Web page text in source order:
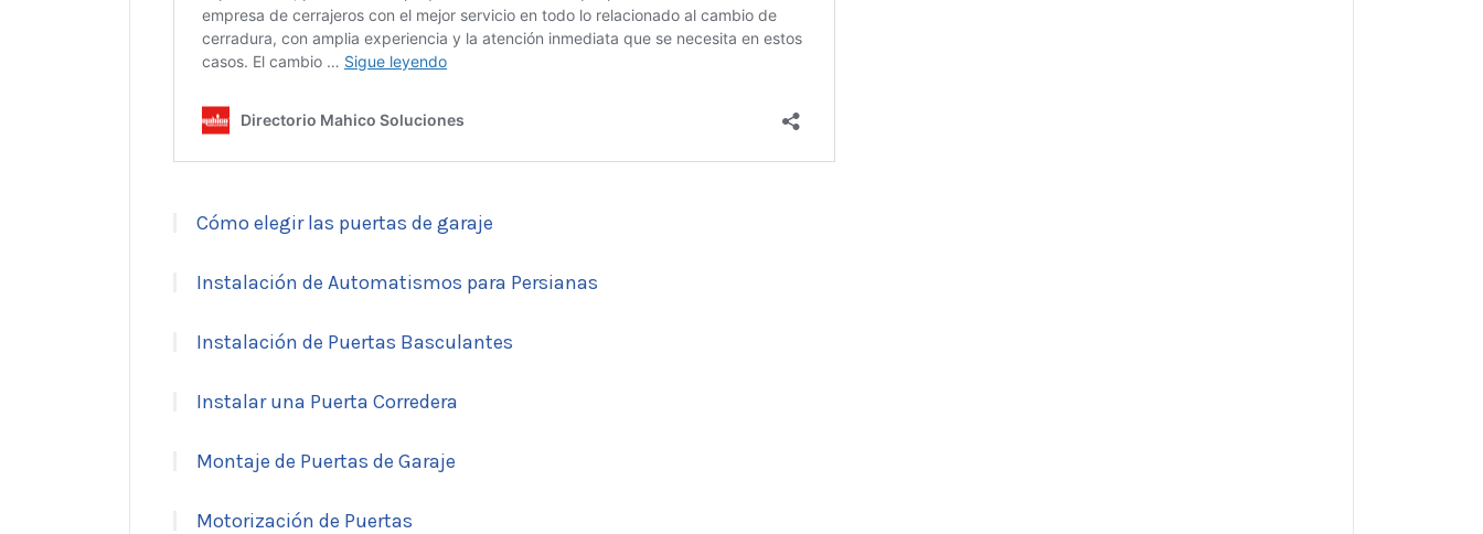
Cómo elegir las puertas de garaje
Instalación de Automatismos para Persianas
Instalación de Puertas Basculantes
Instalar una Puerta Corredera
Montaje de Puertas de Garaje
Motorización de Puertas